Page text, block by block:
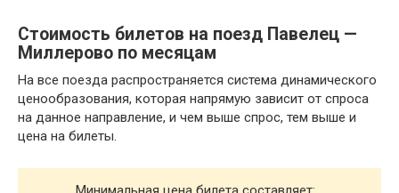
Стоимость билетов на поезд Павелец —
Миллерово по месяцам
На все поезда распространяется система динамического
ценообразования, которая напрямую зависит от спроса
на данное направление, и чем выше спрос, тем выше и
цена на билеты.